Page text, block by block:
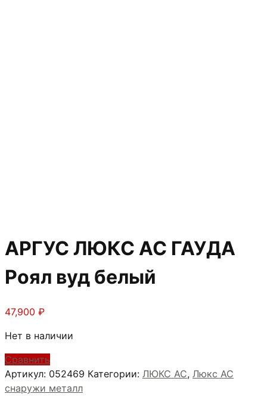
АРГУС ЛЮКС АС ГАУДА
Роял вуд белый
47,900 ₽
Нет в наличии
Сравнить
Артикул: 052469 Категории: ЛЮКС АС, Люкс АС
снаружи металл